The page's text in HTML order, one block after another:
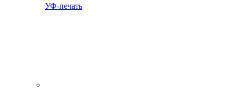
УФ-печать